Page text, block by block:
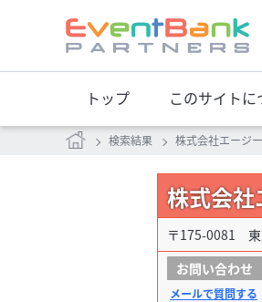
トップ このサイトに
検索結果 株式会社エージ
株式会
〒175-0081 東
メールで質問する